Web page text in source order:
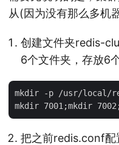
从(因为没有那么多机
创建文件夹redis-
6个文件夹，存放6
mkdir -p /usr/local/
把之前redis.conf配